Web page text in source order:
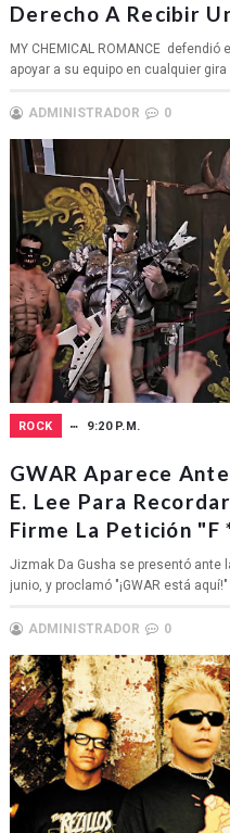
Derecho A Recibir
MY CHEMICAL ROMANCE
apoyar a su equipo en cualquier
ADMINISTRADOR 0
ROCK 9:20 P.M.
GWAR Aparece
E. Lee Para
Firme La Petición "F
Jizmak Da Gusha se presentó ante
junio, y proclamó "¡GWAR está
ADMINISTRADOR 0